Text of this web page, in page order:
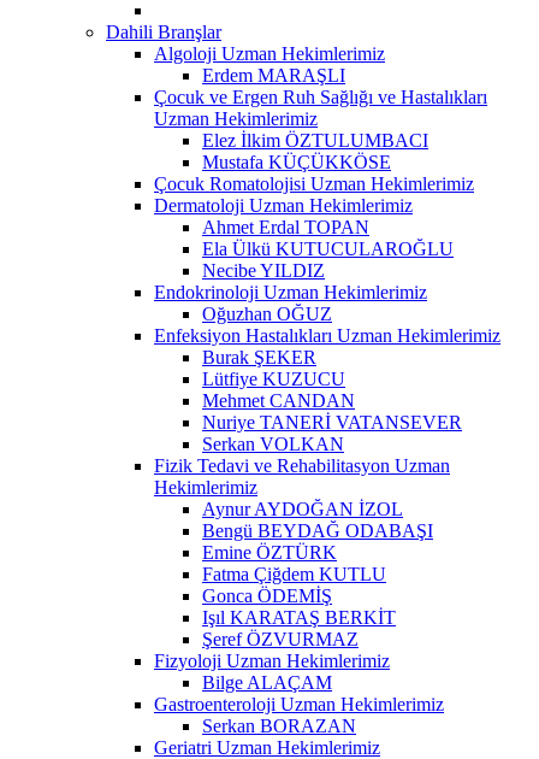
Dahili Branşlar
Algoloji Uzman Hekimlerimiz
Erdem MARAŞLI
Çocuk ve Ergen Ruh Sağlığı ve Hastalıkları
Uzman Hekimlerimiz
Elez İlkim ÖZTULUMBACI
Mustafa KÜÇÜKKÖSE
Çocuk Romatolojisi Uzman Hekimlerimiz
Dermatoloji Uzman Hekimlerimiz
Ahmet Erdal TOPAN
Ela Ülkü KUTUCULAROĞLU
Necibe YILDIZ
Endokrinoloji Uzman Hekimlerimiz
Oğuzhan OĞUZ
Enfeksiyon Hastalıkları Uzman Hekimlerimiz
Burak ŞEKER
Lütfiye KUZUCU
Mehmet CANDAN
Nuriye TANERİ VATANSEVER
Serkan VOLKAN
Fizik Tedavi ve Rehabilitasyon Uzman
Hekimlerimiz
Aynur AYDOĞAN İZOL
Bengü BEYDAĞ ODABAŞI
Emine ÖZTÜRK
Fatma Çiğdem KUTLU
Gonca ÖDEMİŞ
Işıl KARATAŞ BERKİT
Şeref ÖZVURMAZ
Fizyoloji Uzman Hekimlerimiz
Bilge ALAÇAM
Gastroenteroloji Uzman Hekimlerimiz
Serkan BORAZAN
Geriatri Uzman Hekimlerimiz